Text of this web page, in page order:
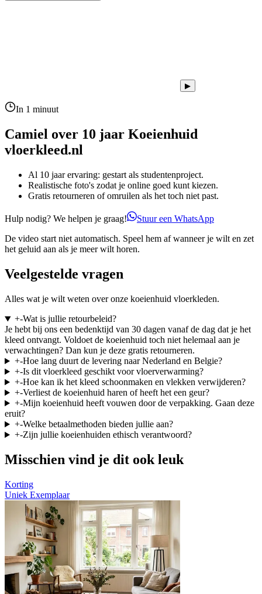
▶
In 1 minuut
Camiel over 10 jaar Koeienhuid
vloerkleed.nl
Al 10 jaar ervaring: gestart als studentenproject.
Realistische foto's zodat je online goed kunt kiezen.
Gratis retourneren of omruilen als het toch niet past.
Hulp nodig? We helpen je graag!
Stuur een WhatsApp
De video start niet automatisch. Speel hem af wanneer je wilt en zet
het geluid aan als je meer wilt horen.
Veelgestelde vragen
Alles wat je wilt weten over onze koeienhuid vloerkleden.
+-Wat is jullie retourbeleid?
Je hebt bij ons een bedenktijd van 30 dagen vanaf de dag dat je het
kleed ontvangt. Voldoet de koeienhuid toch niet helemaal aan je
verwachtingen? Dan kun je deze gratis retourneren.
+-Hoe lang duurt de levering naar Nederland en Belgie?
+-Is dit vloerkleed geschikt voor vloerverwarming?
+-Hoe kan ik het kleed schoonmaken en vlekken verwijderen?
+-Verliest de koeienhuid haren of heeft het een geur?
+-Mijn koeienhuid heeft vouwen door de verpakking. Gaan deze
eruit?
+-Welke betaalmethoden bieden jullie aan?
+-Zijn jullie koeienhuiden ethisch verantwoord?
Misschien vind je dit ook leuk
Korting
Uniek Exemplaar